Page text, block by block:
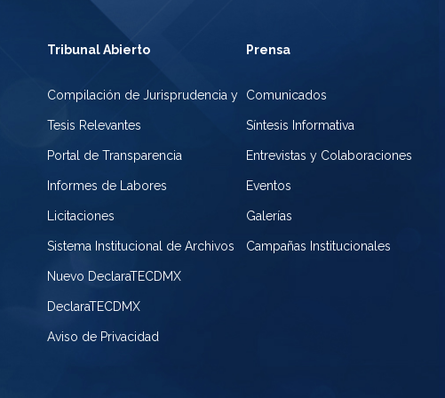
Tribunal Abierto
Compilación de Jurisprudencia y
Tesis Relevantes
Portal de Transparencia
Informes de Labores
Licitaciones
Sistema Institucional de Archivos
Nuevo DeclaraTECDMX
DeclaraTECDMX
Aviso de Privacidad
Prensa
Comunicados
Síntesis Informativa
Entrevistas y Colaboraciones
Eventos
Galerías
Campañas Institucionales